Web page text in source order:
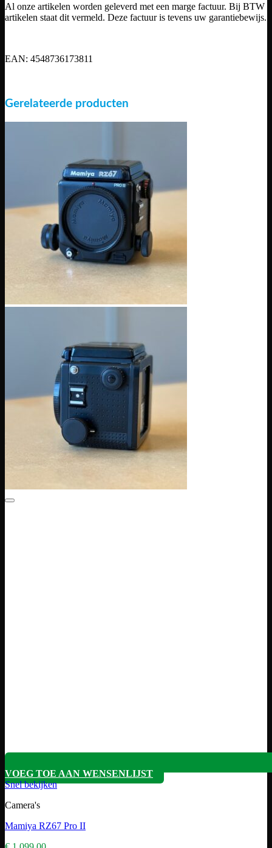
Al onze artikelen worden geleverd met een marge factuur. Bij BTW
artikelen staat dit vermeld. Deze factuur is tevens uw garantiebewijs.
EAN: 4548736173811
Gerelateerde producten
VOEG TOE AAN WENSENLIJST
Snel bekijken
Camera's
Mamiya RZ67 Pro II